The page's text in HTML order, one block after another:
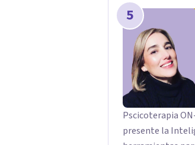
5
Pscicoterapia ON- LINE y/o
presente la